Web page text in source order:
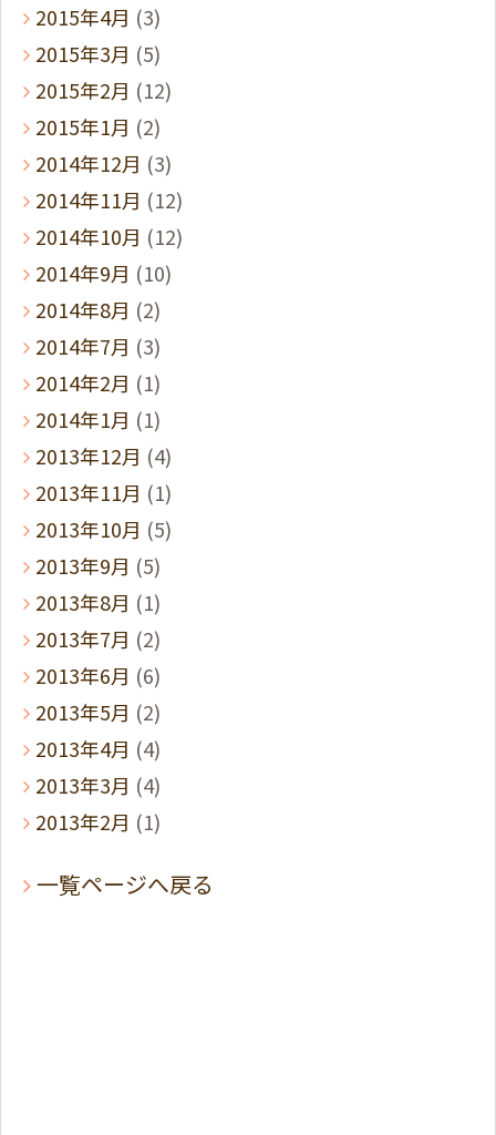
2015年4月 (3)
2015年3月 (5)
2015年2月 (12)
2015年1月 (2)
2014年12月 (3)
2014年11月 (12)
2014年10月 (12)
2014年9月 (10)
2014年8月 (2)
2014年7月 (3)
2014年2月 (1)
2014年1月 (1)
2013年12月 (4)
2013年11月 (1)
2013年10月 (5)
2013年9月 (5)
2013年8月 (1)
2013年7月 (2)
2013年6月 (6)
2013年5月 (2)
2013年4月 (4)
2013年3月 (4)
2013年2月 (1)
一覧ページへ戻る